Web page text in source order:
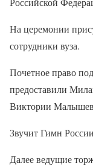
На церемонии
сотрудники вуза.
Почетное право
предоставили
Виктории
Звучит Гимн
Далее ведущие